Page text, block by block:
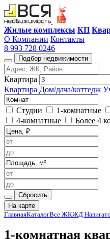
Жилые комплексы КП
О Компании Контакты
8 993 728 0246
Подбор недвижимости
Квартира
Квартира Дом/дача/коттедж
Студии 1-комнатные
4-комнатные
Более 4
Сбросить
На карте